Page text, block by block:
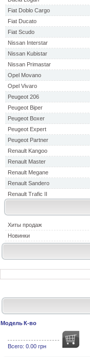
Fiat Doblo Cargo
Fiat Ducato
Fiat Scudo
Nissan Interstar
Nissan Kubistar
Nissan Primastar
Opel Movano
Opel Vivaro
Peugeot 206
Peugeot Biper
Peugeot Boxer
Peugeot Expert
Peugeot Partner
Renault Kangoo
Renault Master
Renault Megane
Renault Sandero
Renault Trafic II
Хиты продаж
Новинки
Модель К-во
Всего: 0.00 грн